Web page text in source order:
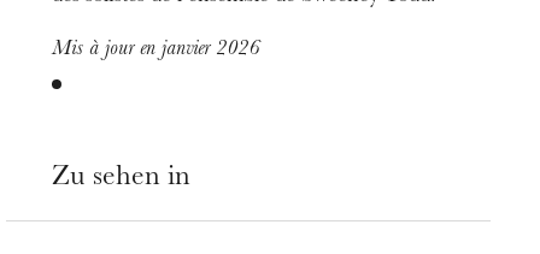
Mis à jour en janvier 2026
Zu sehen in